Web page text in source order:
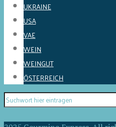
UKRAINE
USA
VAE
WEIN
WEINGUT
ÖSTERREICH